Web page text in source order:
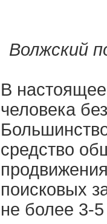
Волжский
В
человека
средство
поисковых
не более 3-